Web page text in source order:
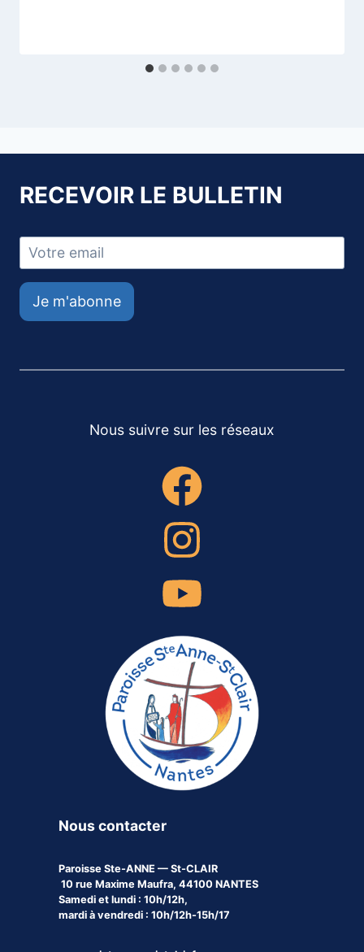
RECEVOIR LE BULLETIN
Je m'abonne
Nous suivre sur les réseaux
Nous contacter
Paroisse Ste-ANNE — St-CLAIR
10 rue Maxime Maufra, 44100 NANTES
Samedi et lundi : 10h/12h,
mardi à vendredi : 10h/12h-15h/17